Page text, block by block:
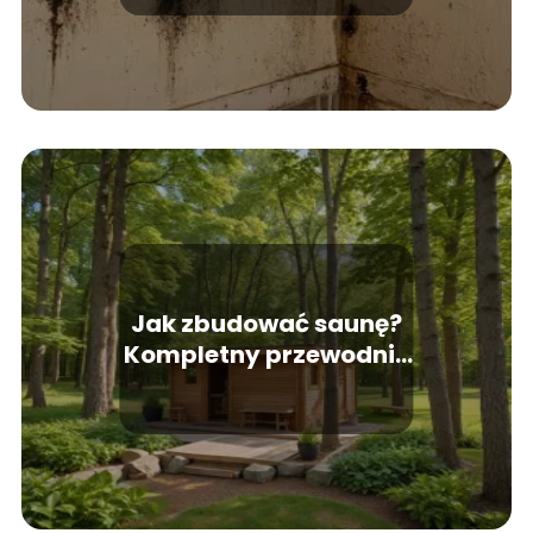
Jak zbudować saunę?
Kompletny przewodnik
do własnej sauny